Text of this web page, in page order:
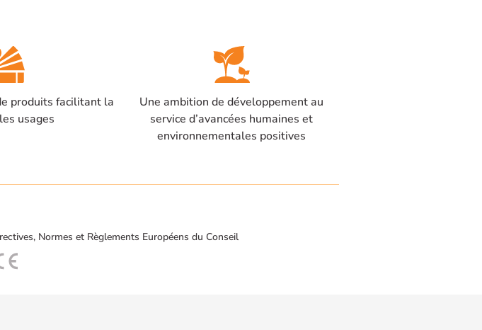
produits facilitant la
usages
Une ambition de développement au
service d’avancées humaines et
environnementales positives
Normes et Règlements Européens du Conseil